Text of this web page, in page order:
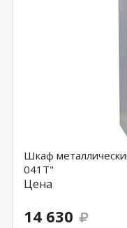
Шкаф
041Т"
Цена
14 630